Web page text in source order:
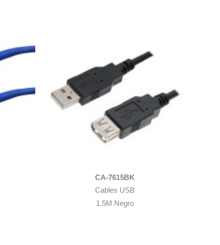
CA-7615BK
Cables USB
1.5M Negro